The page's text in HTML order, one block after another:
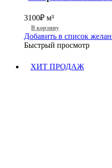
3100₽ м³
В корзину
Добавить в список
Быстрый просмотр
ХИТ ПРОДАЖ